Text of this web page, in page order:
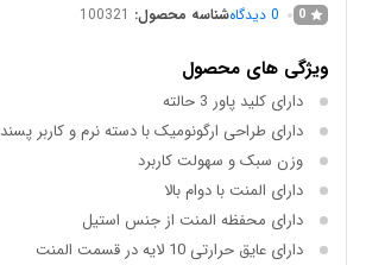
0
0 دیدگاهشناسه محصول: 100321
ویژگی های محصول
دارای کلید پاور 3 حالته
دارای طراحی ارگونومیک با دسته نرم و کاربر پسند
وزن سبک و سهولت کاربرد
دارای المنت با دوام بالا
دارای محفظه المنت از جنس استیل
دارای عایق حرارتی 10 لایه در قسمت المنت